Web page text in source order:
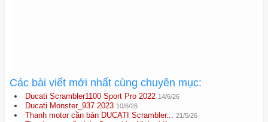
Các bài viết mới nhất cùng chuyên mục:
Ducati Scrambler1100 Sport Pro 2022 14/6/26
Ducati Monster_937 2023 10/6/26
Thanh motor cần bán DUCATI Scrambler... 21/5/26